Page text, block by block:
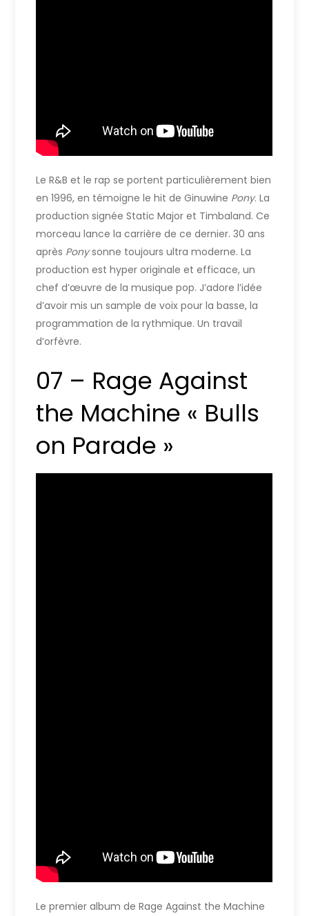
Le R&B et le rap se portent particulièrement bien
en 1996, en témoigne le hit de Ginuwine Pony. La
production signée Static Major et Timbaland. Ce
morceau lance la carrière de ce dernier. 30 ans
après Ponysonne toujours ultra moderne. La
production est hyper originale et efficace, un
chef d’œuvre de la musique pop. J’adore l’idée
d’avoir mis un sample de voix pour la basse, la
programmation de la rythmique. Un travail
d’orfèvre.
07 – Rage Against
the Machine « Bulls
on Parade »
Le premier album de Rage Against the Machine